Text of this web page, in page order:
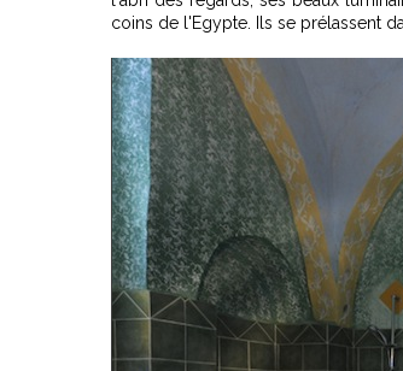
coins de l'Egypte. Ils se prélassent